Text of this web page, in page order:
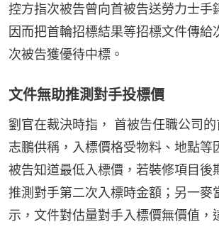
控方指次被告曾向首被告送勞力士手
因而把首輪招標結果等招標文件傳給
次被告獲優待中標。
文件無助推測對手投標價
劉官在裁決時指， 首被告任職公司
志鵬供稱，入標價格受物料、地點等
被告知道最低入標價，若裝修項目後
推測對手第二次入標時金額；另一麥
示，文件對估量對手入標價無價值，